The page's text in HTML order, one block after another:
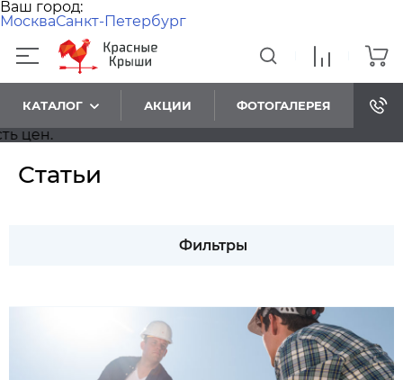
Ваш город:
МоскваСанкт-Петербург
КАТАЛОГ АКЦИИ ФОТОГАЛЕРЕЯ
Статьи
Фильтры